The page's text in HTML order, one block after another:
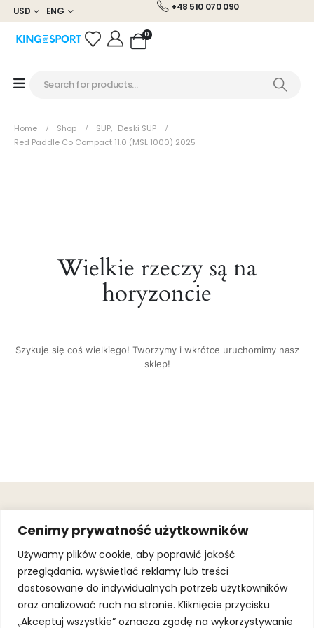
Cenimy prywatność użytkowników
Używamy plików cookie, aby poprawić jakość
przeglądania, wyświetlać reklamy lub treści
dostosowane do indywidualnych potrzeb użytkowników
oraz analizować ruch na stronie. Kliknięcie przycisku
„Akceptuj wszystkie” oznacza zgodę na wykorzystywanie
USD ENG +48 510 070 090
0
Home Shop SUP, Deski SUP
Red Paddle Co Compact 11.0 (MSL 1000) 2025
Wielkie rzeczy są na
horyzoncie
Szykuje się coś wielkiego! Tworzymy i wkrótce uruchomimy nasz
sklep!
+48 510 070
090
SOLEC 81B LOK.
A66,
WARSZAWA
JOIN OUR
MAILING
By subscribing,
you agree to
ourTerms of
UseandPrivacy
OBSŁUGA
KLIENTA
Gwarancja
.
.